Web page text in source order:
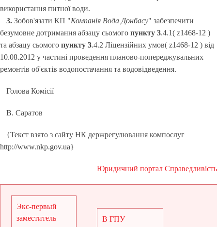
використання питної води.
3. Зобов'язати КП "Компанія Вода Донбасу" забезпечити
безумовне дотримання абзацу сьомого пункту 3.4.1( z1468-12 )
та абзацу сьомого пункту 3.4.2 Ліцензійних умов( z1468-12 ) від
10.08.2012 у частині проведення планово-попереджувальних
ремонтів об'єктів водопостачання та водовідведення.
Голова Комісії
В. Саратов
{Текст взято з сайту НК держрегулювання компослуг
http://www.nkp.gov.ua}
Юридичний портал Справедливість
Экс-первый
заместитель
В ГПУ